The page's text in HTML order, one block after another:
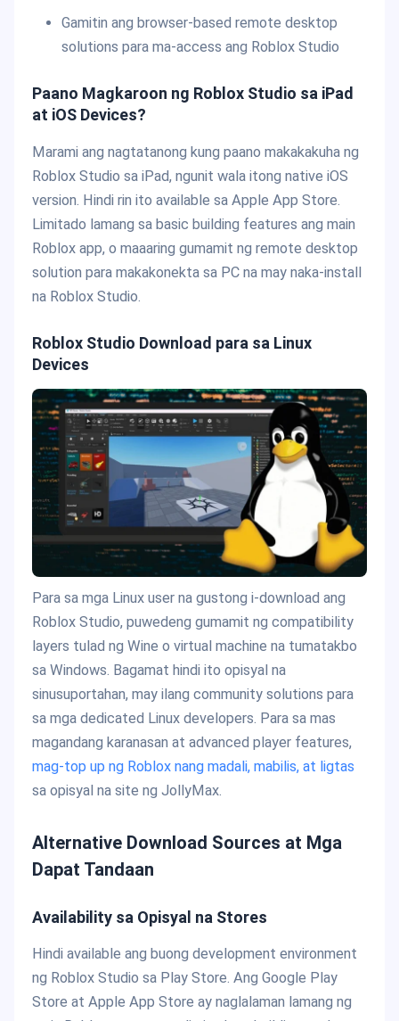
Gamitin ang browser-based remote desktop
solutions para ma-access ang Roblox Studio
Paano Magkaroon ng Roblox Studio sa iPad
at iOS Devices?
Marami ang nagtatanong kung paano makakakuha ng
Roblox Studio sa iPad, ngunit wala itong native iOS
version. Hindi rin ito available sa Apple App Store.
Limitado lamang sa basic building features ang main
Roblox app, o maaaring gumamit ng remote desktop
solution para makakonekta sa PC na may naka-install
na Roblox Studio.
Roblox Studio Download para sa Linux
Devices
Para sa mga Linux user na gustong i-download ang
Roblox Studio, puwedeng gumamit ng compatibility
layers tulad ng Wine o virtual machine na tumatakbo
sa Windows. Bagamat hindi ito opisyal na
sinusuportahan, may ilang community solutions para
sa mga dedicated Linux developers. Para sa mas
magandang karanasan at advanced player features,
mag-top up ng Roblox nang madali, mabilis, at ligtas
sa opisyal na site ng JollyMax.
Alternative Download Sources at Mga
Dapat Tandaan
Availability sa Opisyal na Stores
Hindi available ang buong development environment
ng Roblox Studio sa Play Store. Ang Google Play
Store at Apple App Store ay naglalaman lamang ng